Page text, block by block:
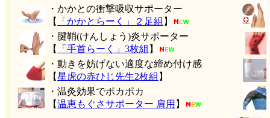
・かかとの衝撃吸収サポーター
【
「かかとらーく」２足組 】
・腱鞘(けんしょう)炎サポーター
【
「手首らーく」3枚組 】
・動きを妨げない適度な締め付け感
【星虎の赤ひじ先生2枚組 】
・温灸効果でポカポカ
【温恵もぐさサポーター 肩用 】